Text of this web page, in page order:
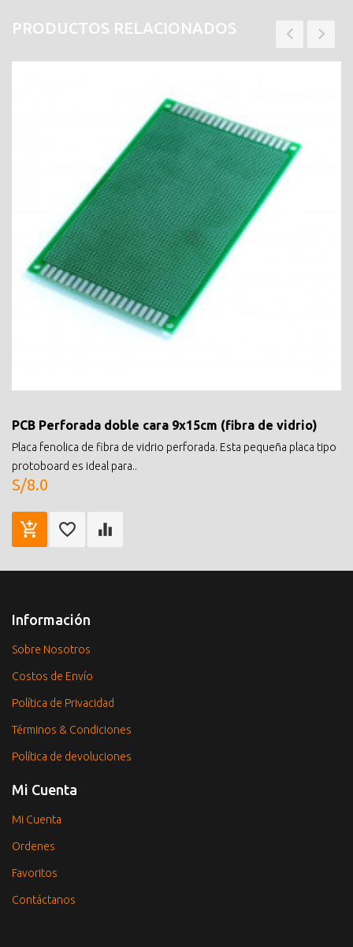
PRODUCTOS RELACIONADOS
PCB Perforada doble cara 9x15cm (fibra de vidrio)
Placa fenolica de fibra de vidrio perforada. Esta pequeña placa tipo
protoboard es ideal para..
S/8.0
Información
Sobre Nosotros
Costos de Envío
Política de Privacidad
Términos & Condiciones
Política de devoluciones
Mi Cuenta
Mi Cuenta
Ordenes
Favoritos
Contáctanos